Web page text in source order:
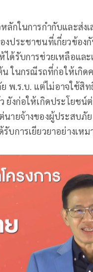
ลักในการกำกับและส่ง
งประชาชนที่เกี่ยวข้อง
ได้รับการช่วยเหลือแล
น ในกรณีรถที่ก่อให้เกิ
พ.ร.บ. แต่ไม่อาจใช้สิ
ยังก่อให้เกิดประโยช
ายจ้างของผู้ประสบภั
บการเยียวยาอย่างเหม